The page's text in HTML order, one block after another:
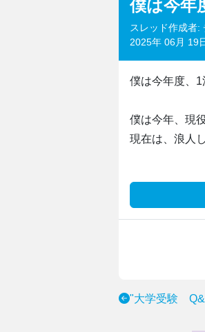
僕は今年
スレッド作成者:
2025年 06月 19
僕は今年度、1
僕は今年、現
現在は、浪人
"大学受験